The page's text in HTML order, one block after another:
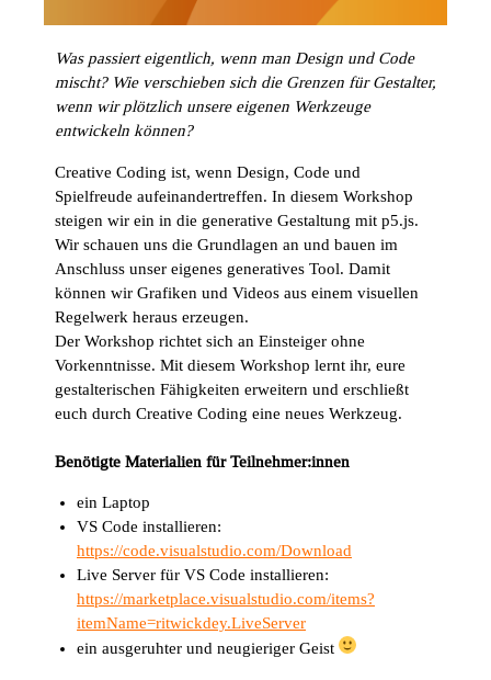
Was passiert eigentlich, wenn man Design und Code
mischt? Wie verschieben sich die Grenzen für Gestalter,
wenn wir plötzlich unsere eigenen Werkzeuge
entwickeln können?
Creative Coding ist, wenn Design, Code und
Spielfreude aufeinandertreffen. In diesem Workshop
steigen wir ein in die generative Gestaltung mit p5.js.
Wir schauen uns die Grundlagen an und bauen im
Anschluss unser eigenes generatives Tool. Damit
können wir Grafiken und Videos aus einem visuellen
Regelwerk heraus erzeugen.
Der Workshop richtet sich an Einsteiger ohne
Vorkenntnisse. Mit diesem Workshop lernt ihr, eure
gestalterischen Fähigkeiten erweitern und erschließt
euch durch Creative Coding eine neues Werkzeug.
Benötigte Materialien für Teilnehmer:innen
ein Laptop
VS Code installieren:
https://code.visualstudio.com/Download
Live Server für VS Code installieren:
https://marketplace.visualstudio.com/items?
itemName=ritwickdey.LiveServer
ein ausgeruhter und neugieriger Geist